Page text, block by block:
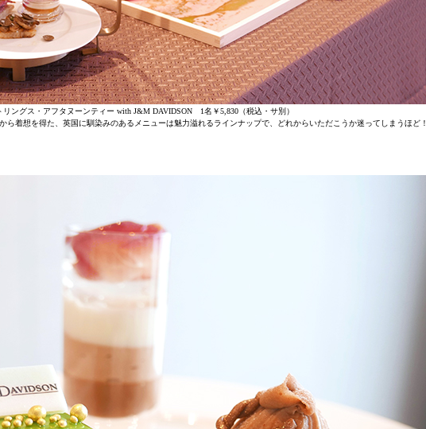
ングス・アフタヌーンティー with J&M DAVIDSON 1名￥5,830（税込・サ別）
ら着想を得た、英国に馴染みのあるメニューは魅力溢れるラインナップで、どれからいただこうか迷ってしまうほど！